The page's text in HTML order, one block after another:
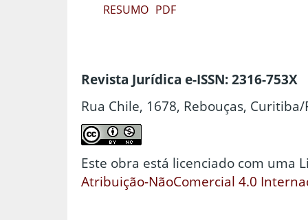
RESUMO PDF
Revista Jurídica e-ISSN: 2316-753X
Rua Chile, 1678, Rebouças, Curitiba/
Este obra está licenciado com uma
Atribuição-NãoComercial 4.0